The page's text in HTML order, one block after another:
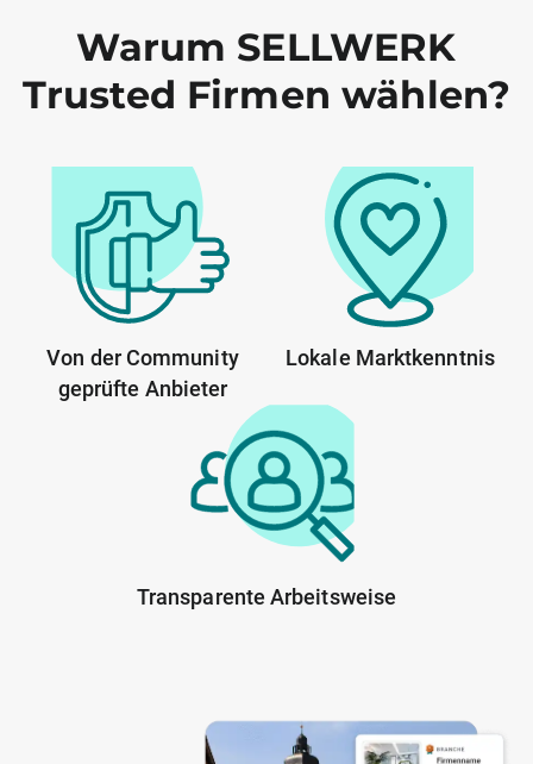
Warum SELLWERK
Trusted Firmen wählen?
Von der Community
geprüfte Anbieter
Lokale Marktkenntnis
Transparente Arbeitsweise